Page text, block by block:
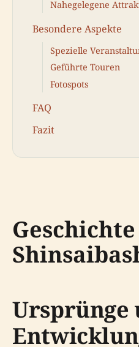
Nahegelegene
Besondere Aspekte
Spezielle
Geführte Touren
Fotospots
FAQ
Fazit
Ursprünge